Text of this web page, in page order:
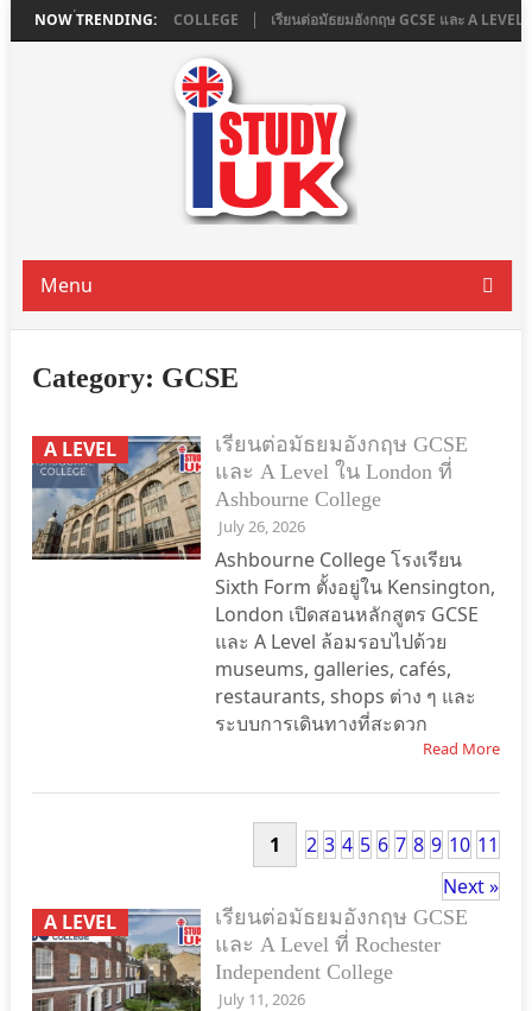
NOW TRENDING:
ที่ ASHBOURNE COLLEGE เรียนต่อมัธยมอังกฤษ GCSE และ A LEVEL
Menu
Category: GCSE
A LEVEL
เรียนต่อมัธยมอังกฤษ GCSE
และ A Level ใน London ที่
Ashbourne College
July 26, 2026
Ashbourne College โรงเรียน
Sixth Form ตั้งอยู่ใน Kensington,
London เปิดสอนหลักสูตร GCSE
และ A Level ล้อมรอบไปด้วย
museums, galleries, cafés,
restaurants, shops ต่าง ๆ และ
ระบบการเดินทางที่สะดวก
Read More
1 2 3 4 5 6 7 8 9 10 11
Next »
A LEVEL
เรียนต่อมัธยมอังกฤษ GCSE
และ A Level ที่ Rochester
Independent College
July 11, 2026